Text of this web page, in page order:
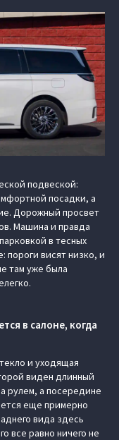
подвеской:
посадки, а
Дорожный просвет
Машина и правда
в тесных
пороги висят низко, и
там уже была
в салоне, когда
и уходящая
виден длинный
рулем, а посередине
еще примерно
вида здесь
все равно ничего не